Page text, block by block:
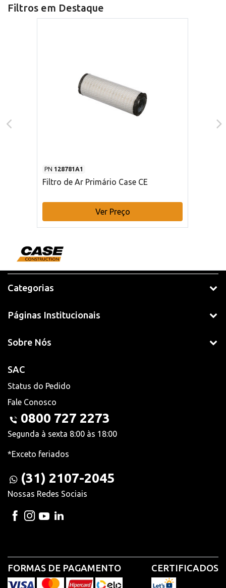
Filtros em Destaque
PN 128781A1
Filtro de Ar Primário Case CE
Ver Preço
Categorias
Páginas Institucionais
Sobre Nós
SAC
Status do Pedido
Fale Conosco
0800 727 2273
Segunda à sexta 8:00 às 18:00
*Exceto feriados
(31) 2107-2045
Nossas Redes Sociais
FORMAS DE PAGAMENTO CERTIFICADOS